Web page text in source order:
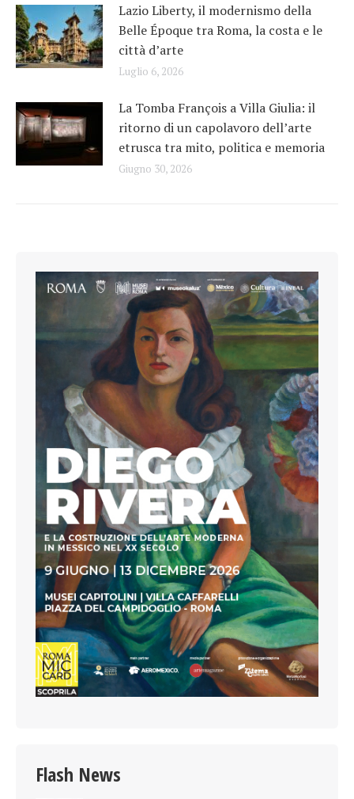
Lazio Liberty, il modernismo della
Belle Époque tra Roma, la costa e le
città d’arte
Luglio 6, 2026
La Tomba François a Villa Giulia: il
ritorno di un capolavoro dell’arte
etrusca tra mito, politica e memoria
Giugno 30, 2026
Flash News